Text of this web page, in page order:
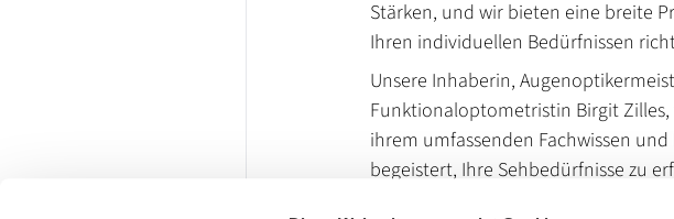
Stärken, und wir bieten eine breite
Ihren individuellen Bedürfnissen
Unsere Inhaberin,
Funktionaloptometristin Birgit
ihrem umfassenden Fachwissen
begeistert, Ihre Sehbedürfnisse zu